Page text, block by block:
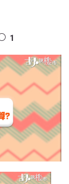
1